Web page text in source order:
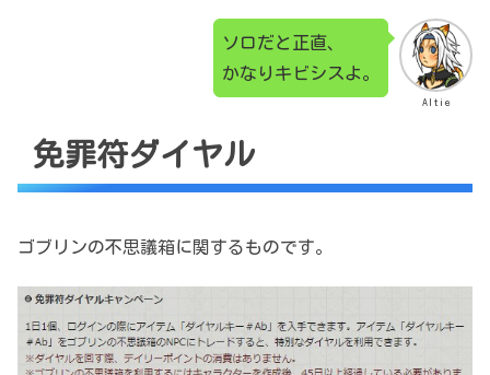
Altie
ソロだと正直、
かなりキビシスよ。
免罪符ダイヤル
ゴブリンの不思議箱に関するものです。